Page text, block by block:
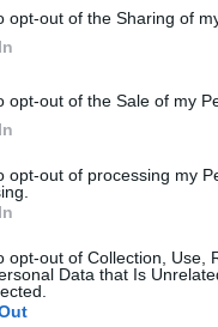
opt-out of the Sharing of
opt-out of the Sale of my
opt-out of processing my
opt-out of Collection, Use,
Data that Is